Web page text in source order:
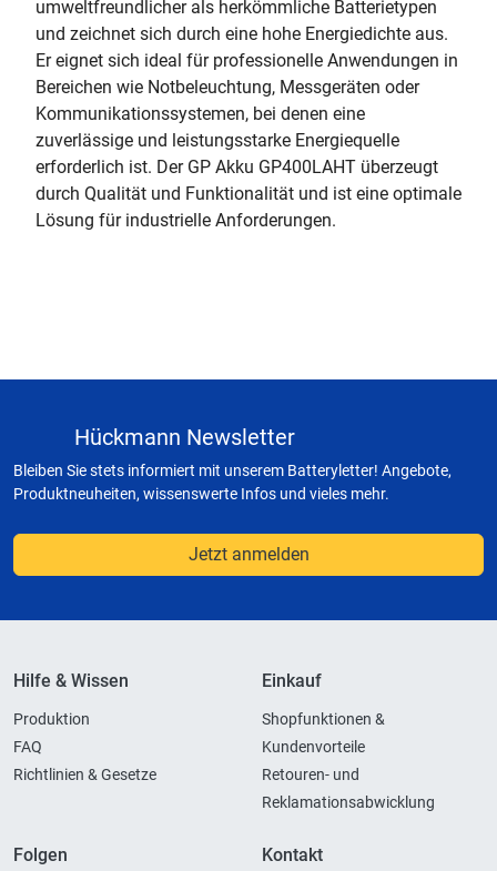
umweltfreundlicher als herkömmliche Batterietypen
und zeichnet sich durch eine hohe Energiedichte aus.
Er eignet sich ideal für professionelle Anwendungen in
Bereichen wie Notbeleuchtung, Messgeräten oder
Kommunikationssystemen, bei denen eine
zuverlässige und leistungsstarke Energiequelle
erforderlich ist. Der GP Akku GP400LAHT überzeugt
durch Qualität und Funktionalität und ist eine optimale
Lösung für industrielle Anforderungen.
Hückmann Newsletter
Bleiben Sie stets informiert mit unserem Batteryletter! Angebote,
Produktneuheiten, wissenswerte Infos und vieles mehr.
Jetzt anmelden
Hilfe & Wissen
Produktion
FAQ
Richtlinien & Gesetze
Einkauf
Shopfunktionen &
Kundenvorteile
Retouren- und
Reklamationsabwicklung
Folgen Kontakt